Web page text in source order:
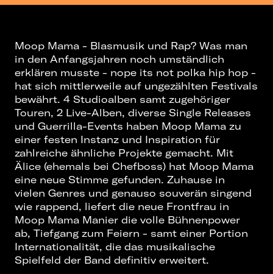
Moop Mama - Blasmusik und Rap? Was man
in den Anfangsjahren noch umständlich
erklären musste - nope its not polka hip hop -
hat sich mittlerweile auf ungezählten Festivals
bewährt. 4 Studioalben samt zugehöriger
Touren, 2 Live-Alben, diverse Single Releases
und Guerrilla-Events haben Moop Mama zu
einer festen Instanz und Inspiration für
zahlreiche ähnliche Projekte gemacht. Mit
Älice (ehemals bei Chefboss) hat Moop Mama
eine neue Stimme gefunden. Zuhause in
vielen Genres und genauso souverän singend
wie rappend, liefert die neue Frontfrau in
Moop Mama Manier die volle Bühnenpower
ab, Tiefgang zum Feiern - samt einer Portion
Internationalität, die das musikalische
Spielfeld der Band definitiv erweitert.